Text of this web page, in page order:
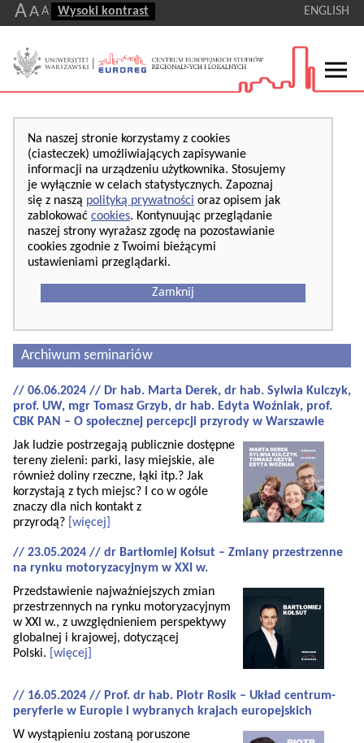
AA A Wysoki kontrast ENGLISH
Na naszej stronie korzystamy z cookies
(ciasteczek) umożliwiających zapisywanie
informacji na urządzeniu użytkownika. Stosujemy
je wyłącznie w celach statystycznych. Zapoznaj
się z naszą polityką prywatności oraz opisem jak
zablokować cookies. Kontynuując przeglądanie
naszej strony wyrażasz zgodę na pozostawianie
cookies zgodnie z Twoimi bieżącymi
ustawieniami przeglądarki.
Zamknij
Archiwum seminariów
// 06.06.2024 // Dr hab. Marta Derek, dr hab. Sylwia Kulczyk,
prof. UW, mgr Tomasz Grzyb, dr hab. Edyta Woźniak, prof.
CBK PAN – O społecznej percepcji przyrody w Warszawie
Jak ludzie postrzegają publicznie dostępne
tereny zieleni: parki, lasy miejskie, ale
również doliny rzeczne, łąki itp.? Jak
korzystają z tych miejsc? I co w ogóle
znaczy dla nich kontakt z
przyrodą? [więcej]
// 23.05.2024 // dr Bartłomiej Kołsut – Zmiany przestrzenne
na rynku motoryzacyjnym w XXI w.
Przedstawienie najważniejszych zmian
przestrzennych na rynku motoryzacyjnym
w XXI w., z uwzględnieniem perspektywy
globalnej i krajowej, dotyczącej
Polski.
[więcej]
// 16.05.2024 // Prof. dr hab. Piotr Rosik – Układ centrum-
peryferie w Europie i wybranych krajach europejskich
W wystąpieniu zostaną poruszone